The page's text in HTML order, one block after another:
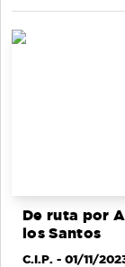
De ruta por
los Santos
C.I.P. - 01/11/